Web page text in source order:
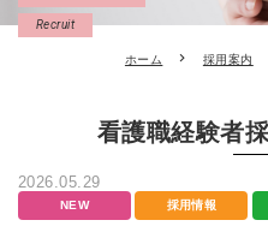
Recruit
ホーム 採用案内
看護職経験者
2026.05.29
NEW 採用情報